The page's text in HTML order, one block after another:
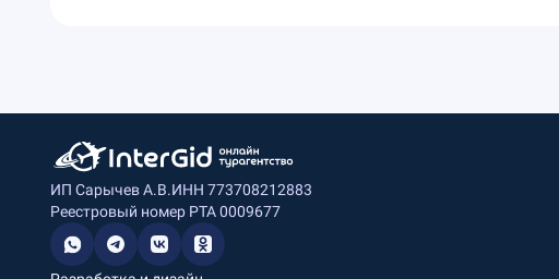
ИП Сарычев А.В.ИНН 773708212883
Реестровый номер РТА 0009677